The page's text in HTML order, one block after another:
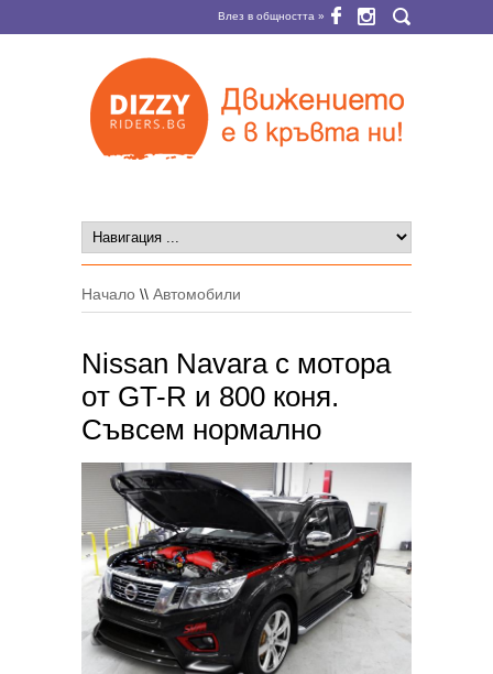
Влез в общността »
Начало \\ Автомобили
Nissan Navara с мотора
oт GT-R и 800 коня.
Съвсем нормално